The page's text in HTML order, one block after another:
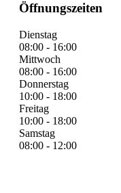
Öffnungszeiten
Dienstag
08:00 - 16:00
Mittwoch
08:00 - 16:00
Donnerstag
10:00 - 18:00
Freitag
10:00 - 18:00
Samstag
08:00 - 12:00